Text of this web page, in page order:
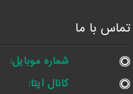
تماس با ما
شماره موبایل:
کانال ایتا: